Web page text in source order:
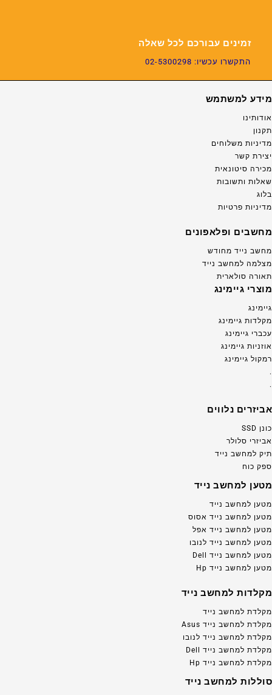
זמינים עבורכם לכל שאלה
התקשרו עכשיו: 02-5300298
מידע למשתמש
אודותינו
תקנון
מדיניות משלוחים
יצירת קשר
מכירה סיטונאית
שאלות ותשובות
בלוג
מדיניות פרטיות
מחשבים ופלאפונים
מחשב נייד מחודש
מצלמה למחשב נייד
תאורה סולארית
מוצרי גיימינג
גיימינג
מקלדות גיימינג
עכברי גיימינג
אוזניות גיימינג
רמקול גיימינג
.
.
אביזרים נלווים
כונן SSD
אביזרי סלולר
תיק למחשב נייד
ספק כוח
מטען למחשב נייד
מטען למחשב נייד
מטען למחשב נייד אסוס
מטען למחשב נייד אפל
מטען למחשב נייד לנובו
מטען למחשב נייד Dell
מטען למחשב נייד Hp
מקלדות למחשב נייד
מקלדת למחשב נייד
מקלדת למחשב נייד Asus
מקלדת למחשב נייד לנובו
מקלדת למחשב נייד Dell
מקלדת למחשב נייד Hp
סוללות למחשב נייד